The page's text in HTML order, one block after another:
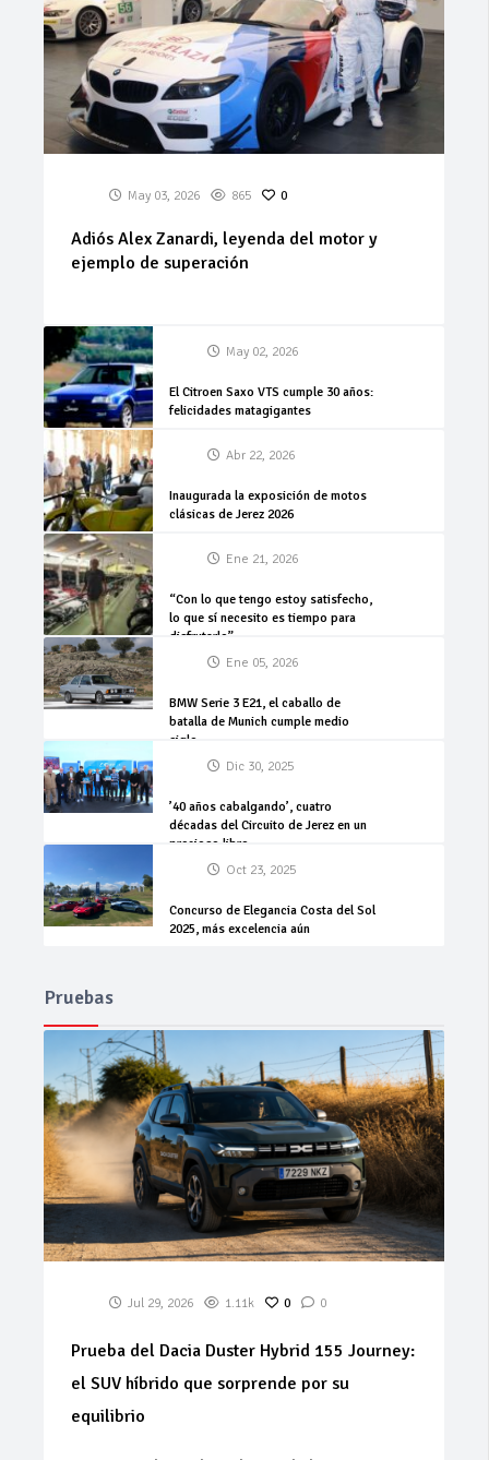
May 03, 2026 865 0
Adiós Alex Zanardi, leyenda del motor y
ejemplo de superación
May 02, 2026
El Citroen Saxo VTS cumple 30 años:
felicidades matagigantes
Abr 22, 2026
Inaugurada la exposición de motos
clásicas de Jerez 2026
Ene 21, 2026
“Con lo que tengo estoy satisfecho,
lo que sí necesito es tiempo para
disfrutarlo”
Ene 05, 2026
BMW Serie 3 E21, el caballo de
batalla de Munich cumple medio
siglo
Dic 30, 2025
’40 años cabalgando’, cuatro
décadas del Circuito de Jerez en un
precioso libro
Oct 23, 2025
Concurso de Elegancia Costa del Sol
2025, más excelencia aún
Pruebas
Jul 29, 2026 1.11k 0 0
Prueba del Dacia Duster Hybrid 155 Journey:
el SUV híbrido que sorprende por su
equilibrio